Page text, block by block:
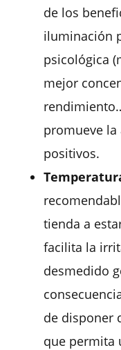
de los
iluminación
psicológica
mejor
promueve
positivos.
tienda a
facilita la
desmedido
de disponer
que permita